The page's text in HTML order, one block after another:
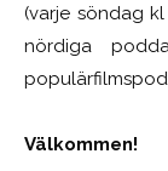
(varje söndag
nördiga
Välkommen!